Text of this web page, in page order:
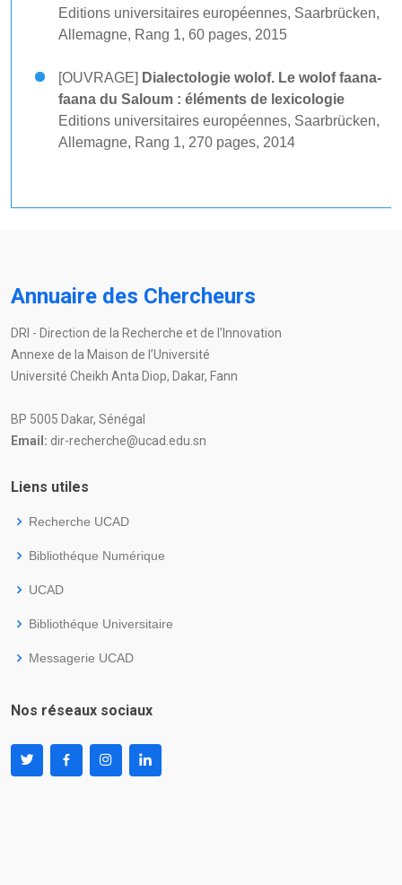
Editions universitaires européennes, Saarbrücken,
Allemagne, Rang 1, 60 pages, 2015
[OUVRAGE] Dialectologie wolof. Le wolof faana-
faana du Saloum : éléments de lexicologie
Editions universitaires européennes, Saarbrücken,
Allemagne, Rang 1, 270 pages, 2014
Annuaire des Chercheurs
DRI - Direction de la Recherche et de l'Innovation
Annexe de la Maison de l’Université
Université Cheikh Anta Diop, Dakar, Fann
BP 5005 Dakar, Sénégal
Email: dir-recherche@ucad.edu.sn
Liens utiles
Recherche UCAD
Bibliothéque Numérique
UCAD
Bibliothéque Universitaire
Messagerie UCAD
Nos réseaux sociaux